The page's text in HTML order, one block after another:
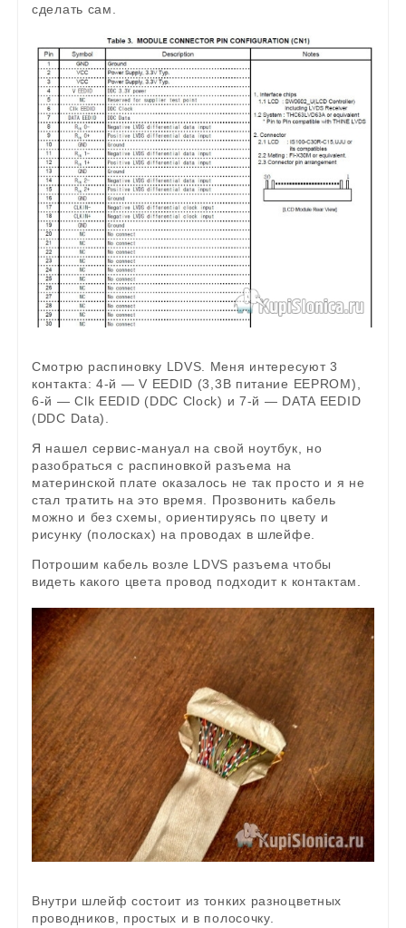
сделать сам.
Смотрю распиновку LDVS. Меня интересуют 3
контакта: 4-й — V EEDID (3,3В питание EEPROM),
6-й — Clk EEDID (DDC Clock) и 7-й — DATA EEDID
(DDC Data).
Я нашел cервис-мануал на свой ноутбук, но
разобраться с распиновкой разъема на
материнской плате оказалось не так просто и я не
стал тратить на это время. Прозвонить кабель
можно и без схемы, ориентируясь по цвету и
рисунку (полосках) на проводах в шлейфе.
Потрошим кабель возле LDVS разъема чтобы
видеть какого цвета провод подходит к контактам.
Внутри шлейф состоит из тонких разноцветных
проводников, простых и в полосочку.